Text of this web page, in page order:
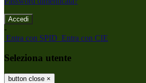
-
Entra con SPID Entra con CIE
Seleziona utente
button close ×